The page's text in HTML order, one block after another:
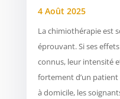
4 Août 2025
La chimiothérapie est
éprouvant. Si ses
connus, leur intensité
fortement d’un patient
à domicile, les